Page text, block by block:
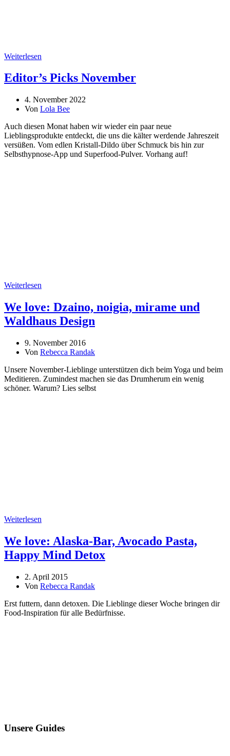
Weiterlesen
Editor’s Picks November
4. November 2022
Von Lola Bee
Auch diesen Monat haben wir wieder ein paar neue
Lieblingsprodukte entdeckt, die uns die kälter werdende Jahreszeit
versüßen. Vom edlen Kristall-Dildo über Schmuck bis hin zur
Selbsthypnose-App und Superfood-Pulver. Vorhang auf!
Weiterlesen
We love: Dzaino, noigia, mirame und
Waldhaus Design
9. November 2016
Von Rebecca Randak
Unsere November-Lieblinge unterstützen dich beim Yoga und beim
Meditieren. Zumindest machen sie das Drumherum ein wenig
schöner. Warum? Lies selbst
Weiterlesen
We love: Alaska-Bar, Avocado Pasta,
Happy Mind Detox
2. April 2015
Von Rebecca Randak
Erst futtern, dann detoxen. Die Lieblinge dieser Woche bringen dir
Food-Inspiration für alle Bedürfnisse.
Unsere Guides